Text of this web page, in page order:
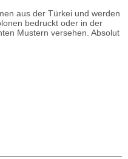
aus der Türkei und werden
bedruckt oder in der
Mustern versehen. Absolut